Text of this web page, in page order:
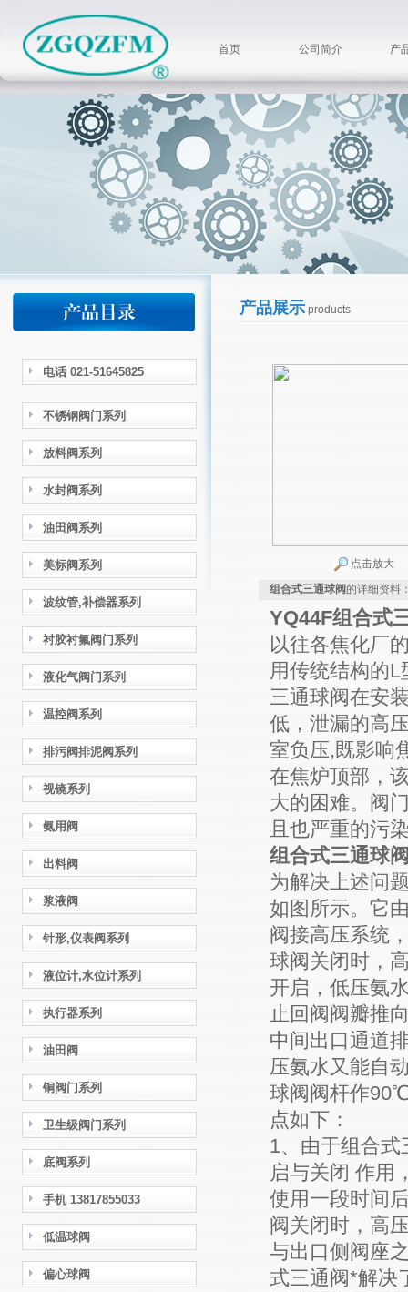
首页 公司简介 产
电话 021-51645825
不锈钢阀门系列
放料阀系列
水封阀系列
油田阀系列
美标阀系列
波纹管,补偿器系列
衬胶衬氟阀门系列
液化气阀门系列
温控阀系列
排污阀排泥阀系列
视镜系列
氨用阀
出料阀
浆液阀
针形,仪表阀系列
液位计,水位计系列
执行器系列
油田阀
铜阀门系列
卫生级阀门系列
底阀系列
手机 13817855033
低温球阀
偏心球阀
产品展示products
点击放大
组合式三通球阀的详细资料
YQ44F组合式
以往各焦化厂
用传统结构的
三通球阀在安
低，泄漏的高
室负压,既影响
在焦炉顶部，
大的困难。阀
且也严重的污
组合式三通球
为解决上述问
如图所示。它
阀接高压系统
球阀关闭时，
开启，低压氨
止回阀阀瓣推
中间出口通道
压氨水又能自
球阀阀杆作
点如下：
1、由于组合
启与关闭 作用
使用一段时间
阀关闭时，高
与出口侧阀座
式三通阀*解决